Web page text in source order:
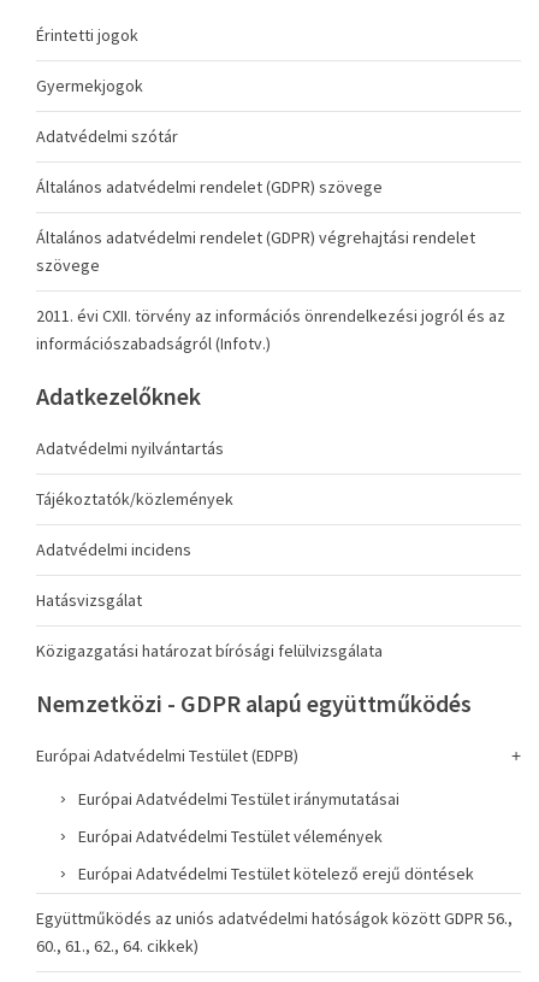
Érintetti jogok
Gyermekjogok
Adatvédelmi szótár
Általános adatvédelmi rendelet (GDPR) szövege
Általános adatvédelmi rendelet (GDPR) végrehajtási rendelet
szövege
2011. évi CXII. törvény az információs önrendelkezési jogról és az
információszabadságról (Infotv.)
Adatkezelőknek
Adatvédelmi nyilvántartás
Tájékoztatók/közlemények
Adatvédelmi incidens
Hatásvizsgálat
Közigazgatási határozat bírósági felülvizsgálata
Nemzetközi - GDPR alapú együttműködés
Európai Adatvédelmi Testület (EDPB)
Európai Adatvédelmi Testület iránymutatásai
Európai Adatvédelmi Testület vélemények
Európai Adatvédelmi Testület kötelező erejű döntések
Együttműködés az uniós adatvédelmi hatóságok között GDPR 56.,
60., 61., 62., 64. cikkek)